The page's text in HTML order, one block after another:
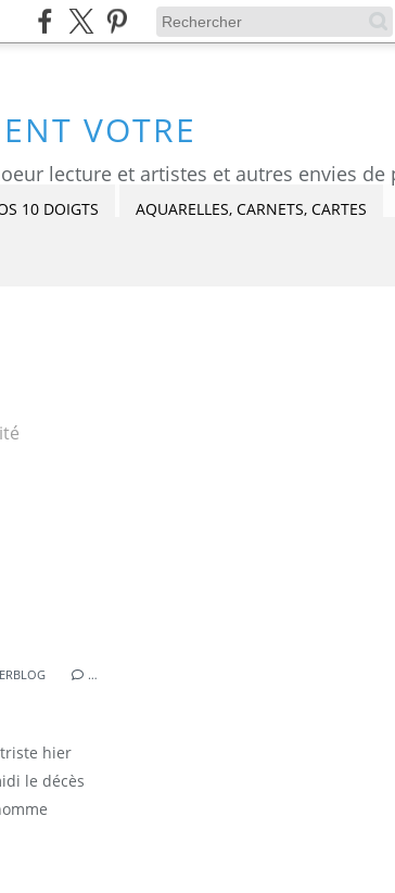
VOTRE
10 DOIGTS AQUARELLES, CARNETS, CARTES
…
hier
le décès